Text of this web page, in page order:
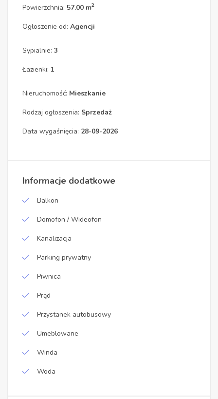
Powierzchnia: 57.00 m2
Ogłoszenie od: Agencji
Sypialnie: 3
Łazienki: 1
Nieruchomość: Mieszkanie
Rodzaj ogłoszenia: Sprzedaż
Data wygaśnięcia: 28-09-2026
Informacje dodatkowe
Balkon
Domofon / Wideofon
Kanalizacja
Parking prywatny
Piwnica
Prąd
Przystanek autobusowy
Umeblowane
Winda
Woda